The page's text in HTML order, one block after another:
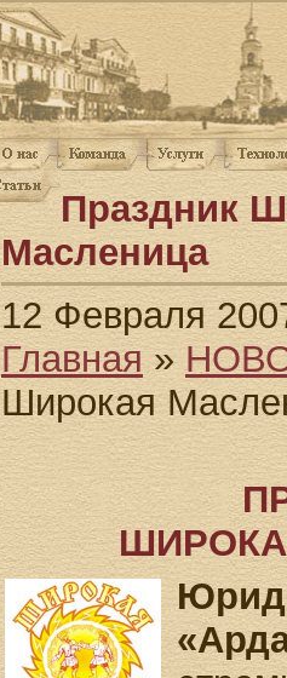
Праздник
Масленица
12 Февраля
Главная»
Широкая